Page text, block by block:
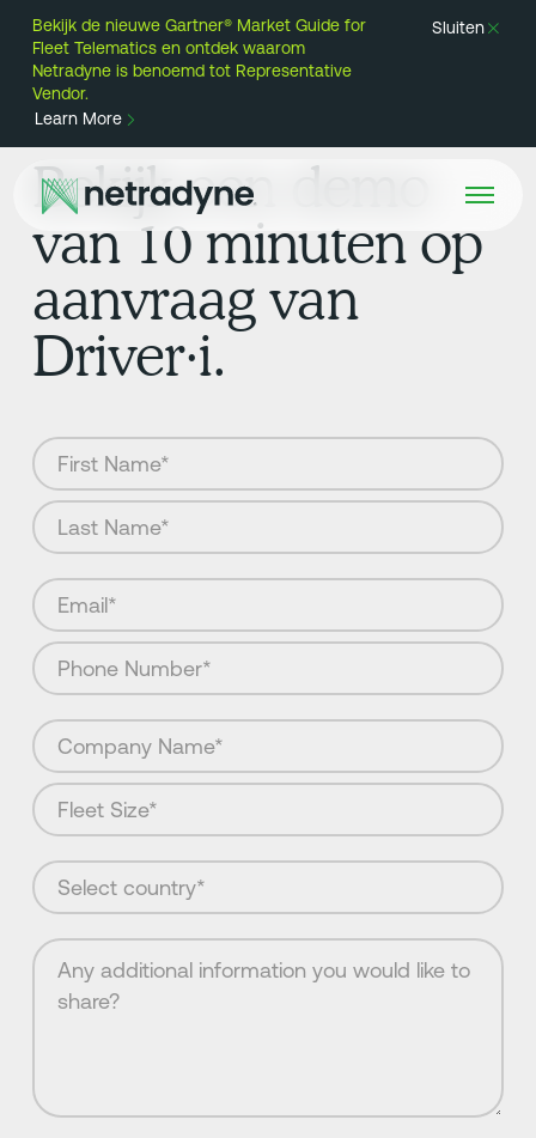
Bekijk de nieuwe Gartner® Market Guide for
Fleet Telematics en ontdek waarom
Netradyne is benoemd tot Representative
Vendor.
Learn More
Sluiten
Bekijk een demo
van 10 minuten op
aanvraag van
Driver·i.